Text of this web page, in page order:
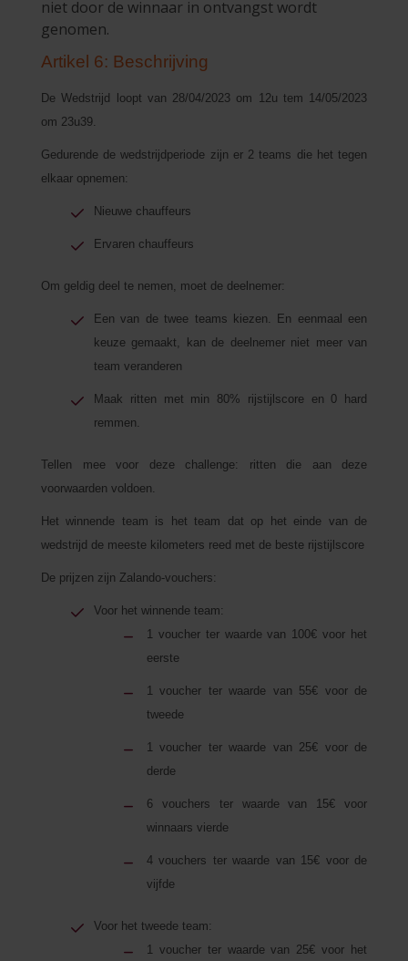
niet door de winnaar in ontvangst wordt
genomen.
Artikel 6: Beschrijving
De Wedstrijd loopt van 28/04/2023 om 12u tem 14/05/2023
om 23u39.
Gedurende de wedstrijdperiode zijn er 2 teams die het tegen
elkaar opnemen:
Nieuwe chauffeurs
Ervaren chauffeurs
Om geldig deel te nemen, moet de deelnemer:
Een van de twee teams kiezen. En eenmaal een
keuze gemaakt, kan de deelnemer niet meer van
team veranderen
Maak ritten met min 80% rijstijlscore en 0 hard
remmen.
Tellen mee voor deze challenge: ritten die aan deze
voorwaarden voldoen.
Het winnende team is het team dat op het einde van de
wedstrijd de meeste kilometers reed met de beste rijstijlscore
De prijzen zijn Zalando-vouchers:
Voor het winnende team:
1 voucher ter waarde van 100€ voor het
eerste
1 voucher ter waarde van 55€ voor de
tweede
1 voucher ter waarde van 25€ voor de
derde
6 vouchers ter waarde van 15€ voor
winnaars vierde
4 vouchers ter waarde van 15€ voor de
vijfde
Voor het tweede team:
1 voucher ter waarde van 25€ voor het